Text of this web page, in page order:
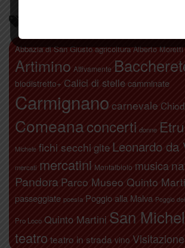
Abbazia di San Giusto agricoltura Alberto Moretti
Artimino Attivamente
biodistretto+ Calici di stelle camminate
Carmignano carnevale
Comeanaconcerti donne
Michele fichi secchi gite Leonardo da
mercati mercatini Montalbiolo musica
Pandora Parco Museo Quinto
passeggiate poesia Poggio alla Malva Poggio
Pro Loco Quinto Martini San
teatro teatro in strada vino Visitazione